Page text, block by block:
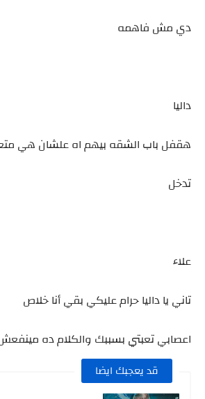
دي مش فاهمه
داليا
هقفل باب الشقه بيهم اه علشان هي
تدخل
علاء
تاني يا داليا حرام عليكي بقي أنا خلاص
اعصابي تعبتي بسببك والكلام ده
قد يعجبك ايضا